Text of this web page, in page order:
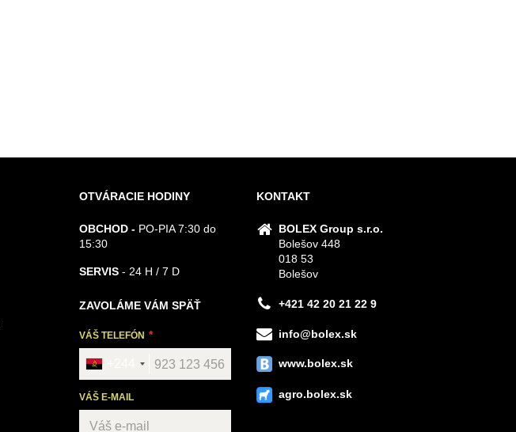
OTVÁRACIE HODINY
OBCHOD - PO-PIA 7:30 do
15:30
SERVIS - 24 H / 7 D
ZAVOLÁME VÁM SPÄŤ
VÁŠ TELEFÓN
VÁŠ E-MAIL
KONTAKT
BOLEX Group s.r.o.
Bolešov 448
018 53
Bolešov
+421 42 20 21 22 9
info@bolex.sk
www.bolex.sk
agro.bolex.sk